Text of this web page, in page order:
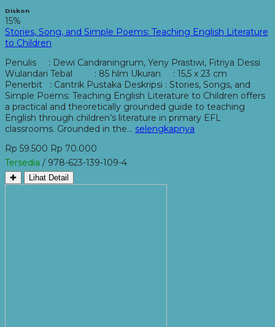
Diskon
15%
Stories, Song, and Simple Poems: Teaching English Literature
to Children
Penulis : Dewi Candraningrum, Yeny Prastiwi, Fitriya Dessi
Wulandari Tebal : 85 hlm Ukuran : 15,5 x 23 cm
Penerbit : Cantrik Pustaka Deskripsi : Stories, Songs, and
Simple Poems: Teaching English Literature to Children offers
a practical and theoretically grounded guide to teaching
English through children’s literature in primary EFL
classrooms. Grounded in the… selengkapnya
Rp 59.500 Rp 70.000
Tersedia / 978-623-139-109-4
✚ Lihat Detail